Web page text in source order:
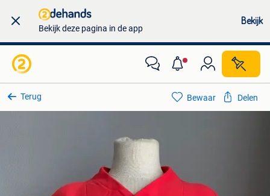
Bekijk deze pagina in de app
Bekijk
Terug Bewaar Delen